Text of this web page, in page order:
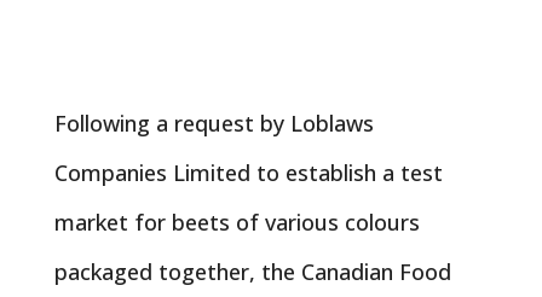
Following a request by Loblaws
Companies Limited to establish a test
market for beets of various colours
packaged together, the Canadian Food